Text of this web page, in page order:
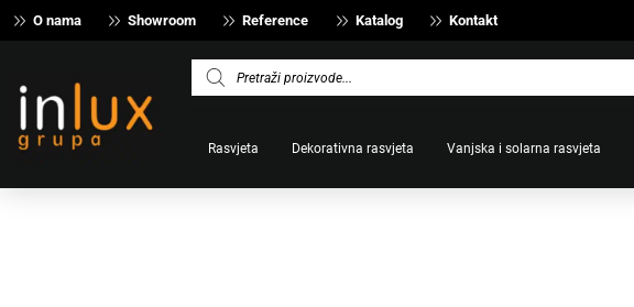
O nama Showroom Reference Katalog Kontakt
Products
search
Rasvjeta Dekorativna rasvjeta Vanjska i solarna rasvjeta